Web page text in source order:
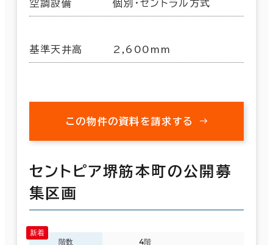
空調設備 個別・セントラル方式
基準天井高 2,600mm
この物件の資料を請求する
セントピア堺筋本町の公開募
集区画
階数 4階